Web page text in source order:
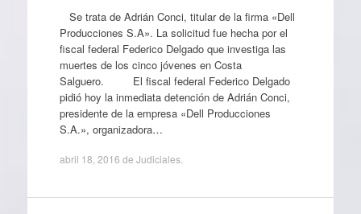
Se trata de Adrián Conci, titular de la firma «Dell
Producciones S.A». La solicitud fue hecha por el
fiscal federal Federico Delgado que investiga las
muertes de los cinco jóvenes en Costa
Salguero. El fiscal federal Federico Delgado
pidió hoy la inmediata detención de Adrián Conci,
presidente de la empresa «Dell Producciones
S.A.», organizadora…
abril 18, 2016 de Judiciales.